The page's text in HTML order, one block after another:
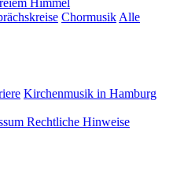
Himmel
Chormusik Alle
Kirchenmusik in Hamburg
Rechtliche Hinweise